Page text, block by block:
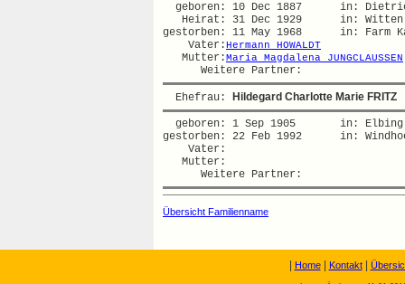
geboren: 10 Dec 1887      in:
Heirat: 31 Dec 1929      in:
gestorben: 11 May 1968      in: Farm
    Vater:
Hermann HOWALDT
   Mutter:
Maria Magdalena JUNGCLAUSSEN
  Ehefrau:
Hildegard Charlotte Marie FRITZ
geboren: 1 Sep 1905       in:
gestorben: 22 Feb 1992      in:
    Vater:
   Mutter:
Übersicht Familienname
Home| Kontakt|